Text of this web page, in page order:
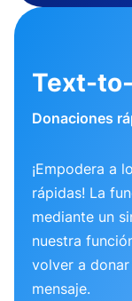
Text-
Donaciones
¡Empodera a
rápidas! La
mediante un
nuestra
volver a
mensaje.